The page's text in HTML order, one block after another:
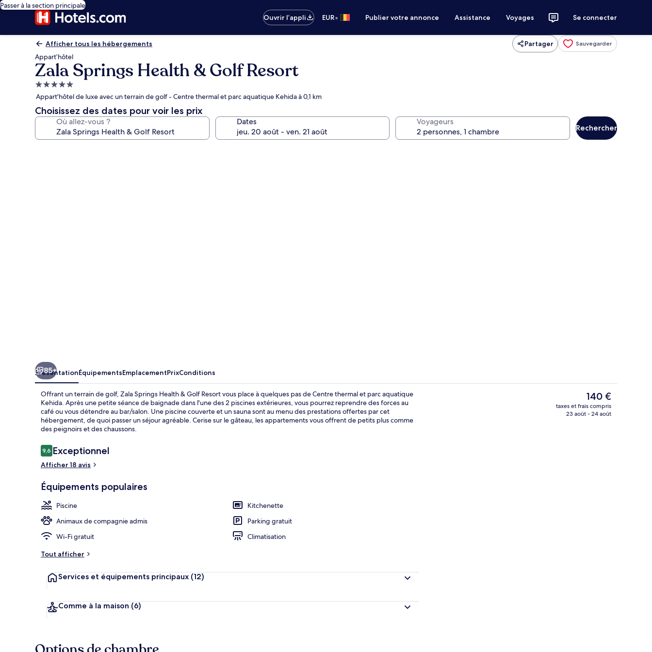
Passer à la section principale
Ouvrir l’appli
EUR• Publier votre annonce Assistance Voyages Se connecter
Afficher tous les hébergements Partager Sauvegarder
Appart’hôtel
Zala Springs Health & Golf Resort
Hébergement
5.0 étoiles
Appart'hôtel de luxe avec un terrain de golf - Centre thermal et parc aquatique Kehida à 0,1 km
Choisissez des dates pour voir les prix
Où allez-vous ? Dates Voyageurs
Rechercher
Piscine d’exercice/pour les longueurs
85+
PrésentationÉquipementsEmplacementPrixConditions
Offrant un terrain de golf, Zala Springs Health & Golf Resort vous place à quelques pas de Centre thermal et parc aquatique
Kehida. Après une petite séance de baignade dans l'une des 2 piscines extérieures, vous pourrez reprendre des forces au
café ou vous détendre au bar/salon. Une piscine couverte et un sauna sont au menu des prestations offertes par cet
hébergement, de quoi passer un séjour agréable. Cerise sur le gâteau, les appartements vous offrent de petits plus comme
des peignoirs et des chaussons.
Avis
voyageurs
9,69,6 sur 10
Exceptionnel
Afficher 18 avis
Équipements populaires
Piscine
Kitchenette
Animaux de compagnie admis
Parking gratuit
Wi-Fi gratuit
Climatisation
Tout afficher
Services et équipements principaux (12)
Comme à la maison (6)
Le
prix
actuel
140 €
taxes et frais compris
23 août - 24 août